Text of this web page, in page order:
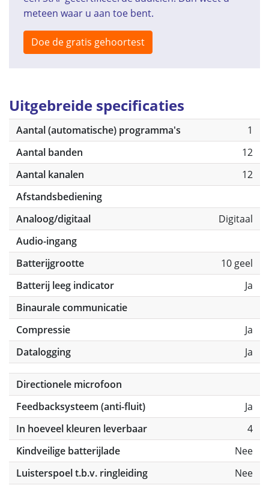
meteen waar u aan toe bent.
Doe de gratis gehoortest
Uitgebreide specificaties
Aantal (automatische) programma's
1
Aantal banden
12
Aantal kanalen
12
Afstandsbediening
Analoog/digitaal
Digitaal
Audio-ingang
Batterijgrootte
10 geel
Batterij leeg indicator
Ja
Binaurale communicatie
Compressie
Ja
Datalogging
Ja
Directionele microfoon
Feedbacksysteem (anti-fluit)
Ja
In hoeveel kleuren leverbaar
4
Kindveilige batterijlade
Nee
Luisterspoel t.b.v. ringleiding
Nee